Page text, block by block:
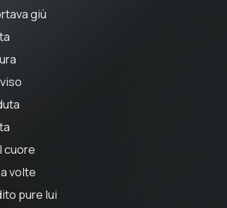
giù
cuore
volte
pure lui